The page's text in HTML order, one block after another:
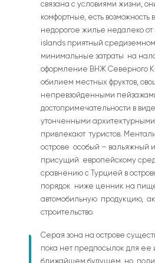
связана с условиями жизни,
комфортные, есть возможность
недорогое жилье недалеко
islands приятный
минимальные затраты на
оформление ВНЖ Северного
обилием местных фруктов,
непревзойденными
достопримечательности в
утонченными
привлекают туристов.
острове особый – вальяжный
присущий европейскому
сравнению с Турцией в
порядок ниже ценник на
автомобильную продукцию,
строительство.
Серая зона на острове
пока нет предпосылок для ее